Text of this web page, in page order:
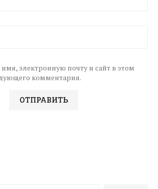
электронную почту и сайт в этом
комментария.